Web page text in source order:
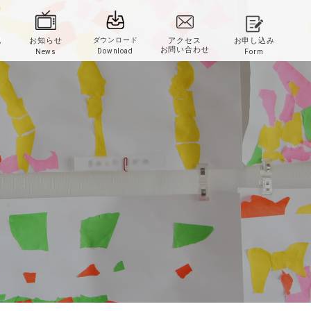
お知らせ
News
ダウンロード
Download
アクセス
お問い合わせ
お申し込み
Form